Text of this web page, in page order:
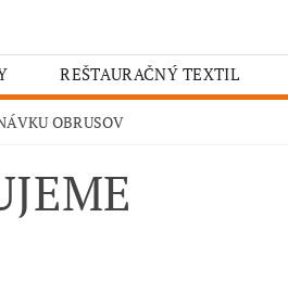
REŠTAURAČNÝ TEXTIL
HOTELOVÝ TEXTIL
OBRUSOV